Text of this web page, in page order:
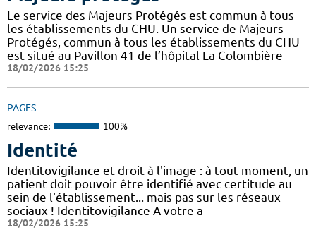
Le service des Majeurs Protégés est commun à tous
les établissements du CHU. Un service de Majeurs
Protégés, commun à tous les établissements du CHU
est situé au Pavillon 41 de l’hôpital La Colombière
18/02/2026 15:25
PAGES
relevance: 100%
Identité
Identitovigilance et droit à l'image : à tout moment, un
patient doit pouvoir être identifié avec certitude au
sein de l'établissement... mais pas sur les réseaux
sociaux ! Identitovigilance A votre a
18/02/2026 15:25